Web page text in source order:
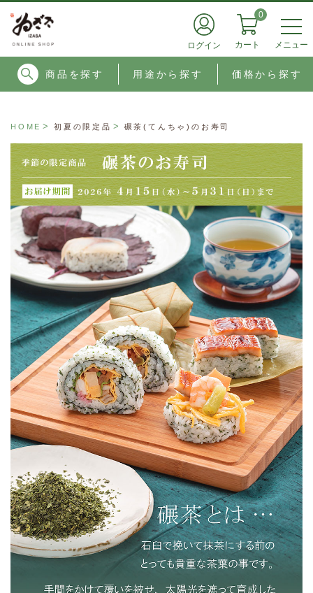
ログイン
0
カート メニュー
商品を探す 用途から探す 価格から探す
HOME 初夏の限定品 碾茶(てんちゃ)のお寿司